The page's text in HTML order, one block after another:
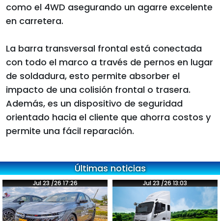
como el 4WD asegurando un agarre excelente
en carretera.
La barra transversal frontal está conectada
con todo el marco a través de pernos en lugar
de soldadura, esto permite absorber el
impacto de una colisión frontal o trasera.
Además, es un dispositivo de seguridad
orientado hacia el cliente que ahorra costos y
permite una fácil reparación.
Últimas noticias
Jul 23 /26 17:26 Jul 23 /26 13:03